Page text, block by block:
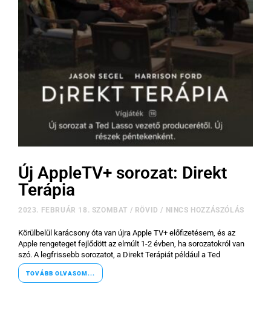
Új AppleTV+ sorozat: Direkt
Terápia
2023. FEBRUÁR 18. SZOMBAT / RÖVID / NINCS HOZZÁSZÓLÁS
Körülbelül karácsony óta van újra Apple TV+ előfizetésem, és az
Apple rengeteget fejlődött az elmúlt 1-2 évben, ha sorozatokról van
szó. A legfrissebb sorozatot, a Direkt Terápiát például a Ted
TOVÁBB OLVASOM...